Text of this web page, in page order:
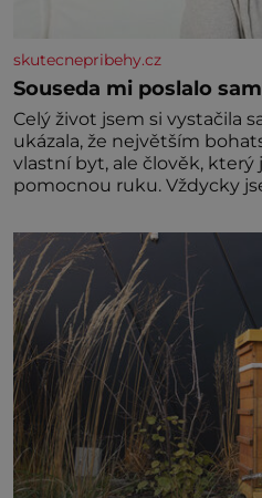
skutecnepribehy.cz
Souseda mi poslalo
Celý život jsem si vystačila
ukázala, že největším
vlastní byt, ale člověk,
pomocnou ruku. Vždycky
ani partnera. Stačily mi
Hned po studiích jsem